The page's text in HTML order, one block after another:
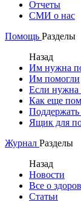
Отчеты
СМИ о нас
Помощь Разделы
Назад
Им нужна
Им помогли
Если
Как еще
Поддержать
Ящик для
Журнал Разделы
Назад
Новости
Все о
Статьи